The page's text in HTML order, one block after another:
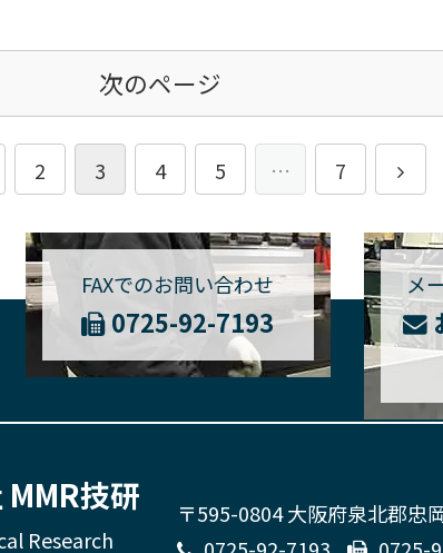
次のページ
2 3 4 5 … 7
FAXでのお問い合わせ
0725-92-7193
メ
技研
Research
〒595-0804 大阪府泉北郡忠